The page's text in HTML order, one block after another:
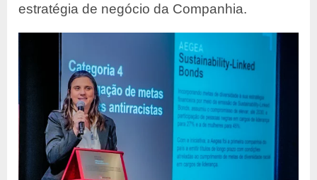
estratégia de negócio da Companhia.